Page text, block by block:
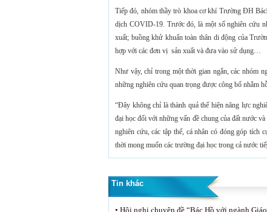
Tiếp đó, nhóm thầy trò khoa cơ khí Trường ĐH
dịch COVID-19. Trước đó, là một số nghiên cứu
xuất; buồng khử khuẩn toàn thân di động của
hợp với các đơn vị sản xuất và đưa vào sử dụng…
Như vậy, chỉ trong một thời gian ngắn, các nhóm
những nghiên cứu quan trọng được công bố nhằm
“Đây không chỉ là thành quả thể hiện năng lực
đại học đối với những vấn đề chung của đất nước
nghiên cứu, các tập thể, cá nhân có đóng góp tích
thời mong muốn các trường đại học trong cả nước
Tin khác
• Hội nghị chuyên đề “Bác Hồ với ngành